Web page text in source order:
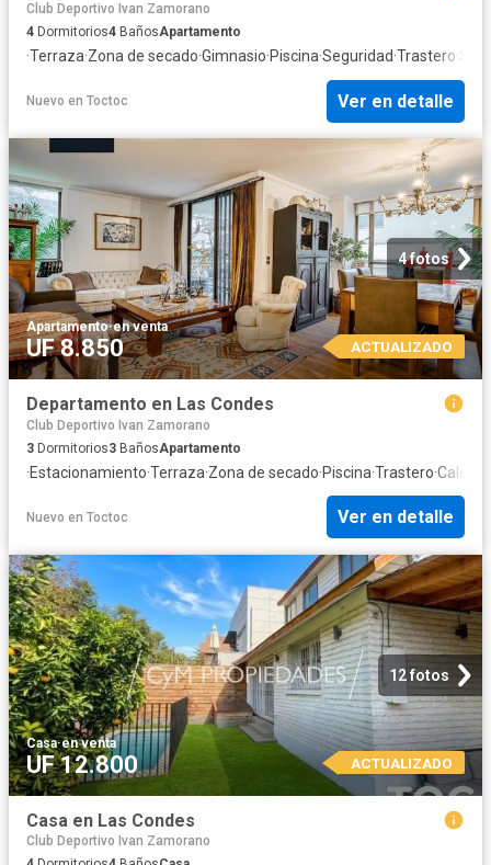
Club Deportivo Ivan Zamorano
4 Dormitorios4 BañosApartamento
·Terraza·Zona de secado·Gimnasio·Piscina·Seguridad·Trastero·
Nuevo en Toctoc Ver en detalle
4 fotos
Apartamento·en venta
UF 8.850 ACTUALIZADO
Departamento en Las Condes
Club Deportivo Ivan Zamorano
3 Dormitorios3 BañosApartamento
·Estacionamiento·Terraza·Zona de secado·Piscina·Trastero·
Nuevo en Toctoc Ver en detalle
12 fotos
Casa·en venta
UF 12.800 ACTUALIZADO
Casa en Las Condes
Club Deportivo Ivan Zamorano